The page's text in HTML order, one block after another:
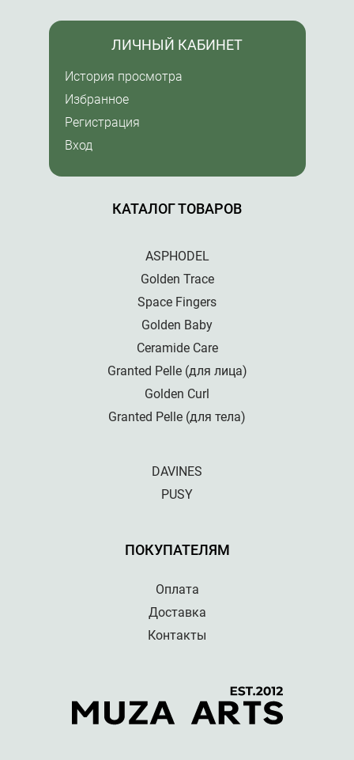
КАТАЛОГ ТОВАРОВ
ASPHODEL
Golden Trace
Space Fingers
Golden Baby
Ceramide Care
Granted Pelle (для лица)
Golden Curl
Granted Pelle (для тела)
DAVINES
PUSY
ПОКУПАТЕЛЯМ
Оплата
Доставка
Контакты
ЛИЧНЫЙ КАБИНЕТ
История просмотра
Избранное
Регистрация
Вход